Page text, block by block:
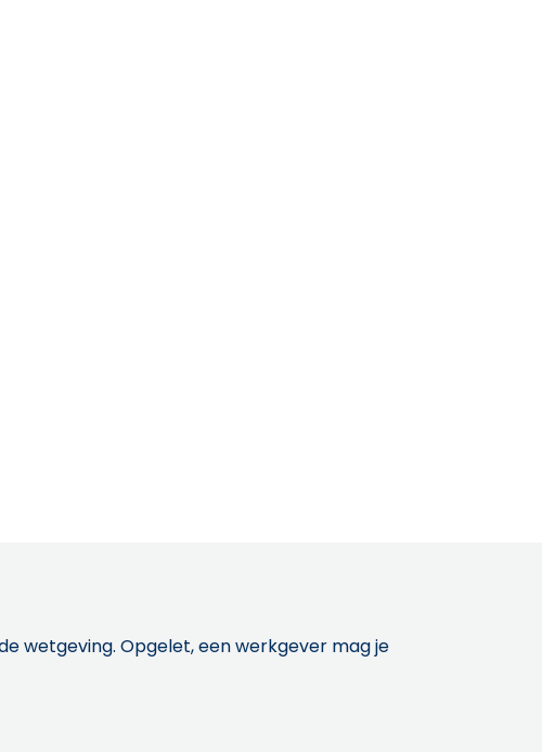
wetgeving. Opgelet, een werkgever mag je